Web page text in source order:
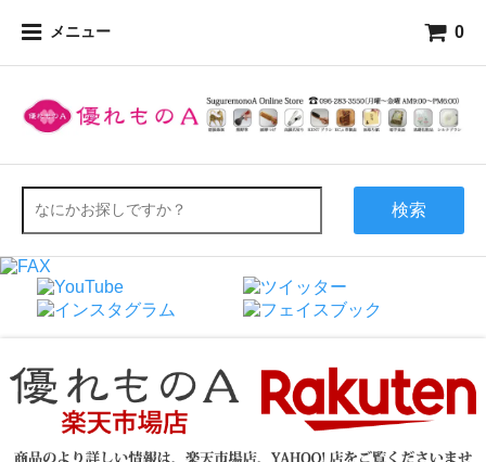
メニュー 0
検索